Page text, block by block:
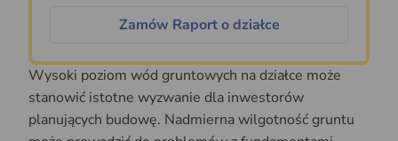
Zamów Raport o działce
Wysoki poziom wód gruntowych na działce może
stanowić istotne wyzwanie dla inwestorów
planujących budowę. Nadmierna wilgotność gruntu